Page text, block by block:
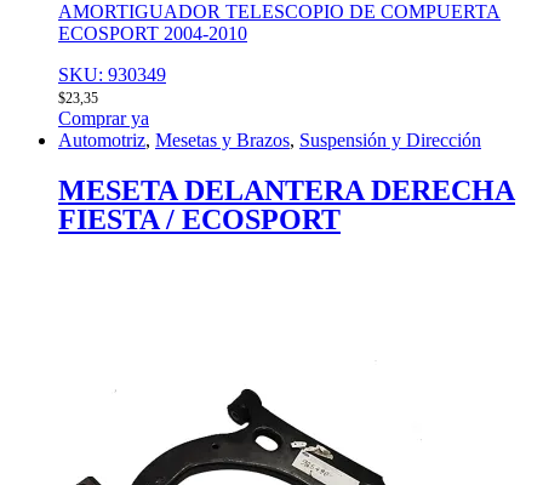
AMORTIGUADOR TELESCOPIO DE COMPUERTA
ECOSPORT 2004-2010
SKU: 930349
$23,35
Comprar ya
Automotriz, Mesetas y Brazos, Suspensión y Dirección
MESETA DELANTERA DERECHA
FIESTA / ECOSPORT